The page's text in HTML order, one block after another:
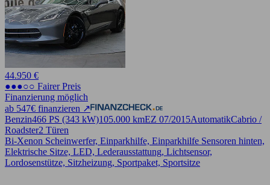
44.950 €
●●●○○ Fairer Preis
Finanzierung möglich
ab 547€ finanzieren ↗
Benzin466 PS (343 kW)105.000 kmEZ 07/2015AutomatikCabrio /
Roadster2 Türen
Bi-Xenon Scheinwerfer, Einparkhilfe, Einparkhilfe Sensoren hinten,
Elektrische Sitze, LED, Lederausstattung, Lichtsensor,
Lordosenstütze, Sitzheizung, Sportpaket, Sportsitze